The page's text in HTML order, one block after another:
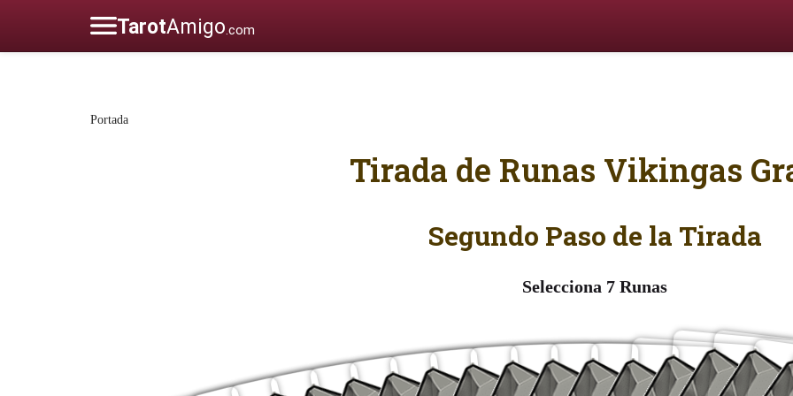
Portada
Tirada de Runas Vikingas
Segundo Paso de la Tirada
Selecciona 7 Runas